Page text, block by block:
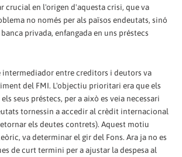
crucial en l'origen d'aquesta crisi, que va
no només per als països endeutats, sinó
privada, enfangada en uns préstecs
intermediador entre creditors i deutors va
del FMI. L'objectiu prioritari era que els
seus préstecs, per a això es veia necessari
tornessin a accedir al crèdit internacional
els deutes contrets). Aquest motiu
va determinar el gir del Fons. Ara ja no es
de curt termini per a ajustar la despesa al